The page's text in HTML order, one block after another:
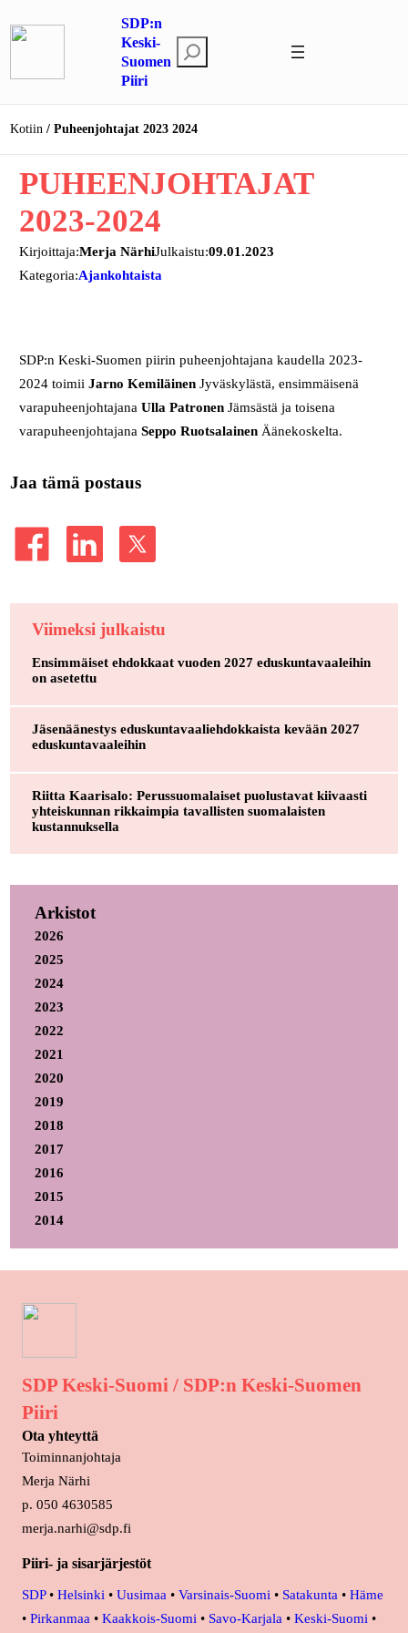
sisältöön
SDP:n
Keski-
Suomen
Piiri
t
Kotiin Puheenjohtajat 2023 2024
PUHEENJOHTAJAT
2023-2024
Kirjoittaja:Merja NärhiJulkaistu:09.01.2023
Kategoria:Ajankohtaista
SDP:n Keski-Suomen piirin puheenjohtajana kaudella 2023-
2024 toimiiJarno Kemiläinen Jyväskylästä, ensimmäisenä
varapuheenjohtajanaUlla Patronen Jämsästä ja toisena
varapuheenjohtajana Seppo Ruotsalainen Äänekoskelta.
Jaa tämä postaus
Viimeksi julkaistu
Ensimmäiset ehdokkaat vuoden 2027 eduskuntavaaleihin
on asetettu
Jäsenäänestys eduskuntavaaliehdokkaista kevään 2027
eduskuntavaaleihin
Riitta Kaarisalo: Perussuomalaiset puolustavat kiivaasti
yhteiskunnan rikkaimpia tavallisten suomalaisten
kustannuksella
Arkistot
2026
2025
2024
2023
2022
2021
2020
2019
2018
2017
2016
2015
2014
SDP Keski-Suomi / SDP:n Keski-Suomen
Piiri
Ota yhteyttä
Toiminnanjohtaja
Merja Närhi
p. 050 4630585
merja.narhi@sdp.fi
Piiri- ja sisarjärjestöt
SDP• Helsinki • Uusimaa • Varsinais-Suomi • Satakunta • Häme
• Pirkanmaa • Kaakkois-Suomi • Savo-Karjala • Keski-Suomi •